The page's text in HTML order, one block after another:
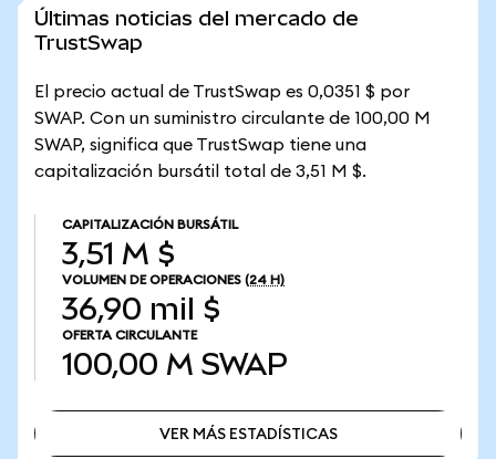
Últimas noticias del mercado de
TrustSwap
El precio actual de TrustSwap es 0,0351 $ por
SWAP. Con un suministro circulante de 100,00 M
SWAP, significa que TrustSwap tiene una
capitalización bursátil total de 3,51 M $.
CAPITALIZACIÓN BURSÁTIL
3,51 M $
VOLUMEN DE OPERACIONES (24 H)
36,90 mil $
OFERTA CIRCULANTE
100,00 M SWAP
VER MÁS ESTADÍSTICAS